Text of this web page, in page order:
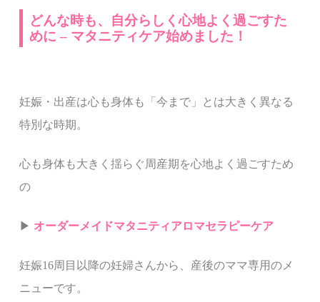
どんな時も、自分らしく心地よく過ごすた
めに – マタニティケア始めました！
妊娠・出産は心も身体も「今まで」とは大きく異なる
特別な時期。
心も身体も大きく揺らぐ周産期を心地よく過ごすため
の
▶︎ オーダーメイドマタニティアロマセラピーケア
妊娠16周目以降の妊婦さんから、産後のママ専用のメ
ニューです。